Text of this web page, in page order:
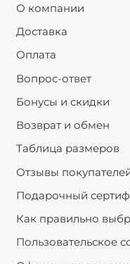
О компании
Доставка
Оплата
Вопрос-ответ
Бонусы и скидки
Возврат и обмен
Таблица размеров
Отзывы
Подарочный
Как правильно
Пользовательское